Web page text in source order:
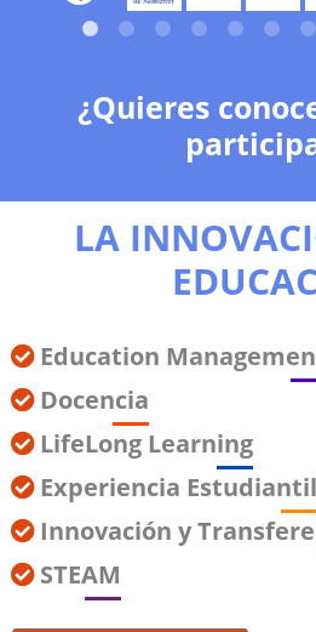
¿Quieres
LA
Education
Docencia
LifeLong Learning
Experiencia Estudiantil
Innovación y
STEAM